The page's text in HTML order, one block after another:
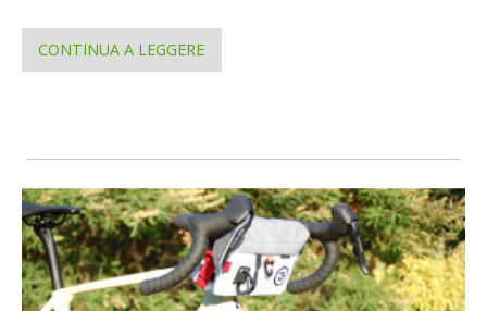
CONTINUA A LEGGERE